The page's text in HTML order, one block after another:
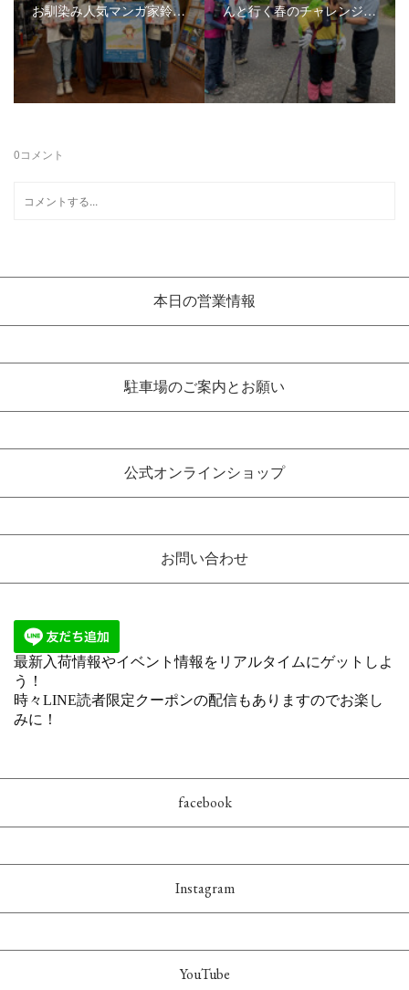
お馴染み人気マンガ家鈴…
んと行く春のチャレンジ…
0コメント
本日の営業情報
駐車場のご案内とお願い
公式オンラインショップ
お問い合わせ
facebook
Instagram
YouTube